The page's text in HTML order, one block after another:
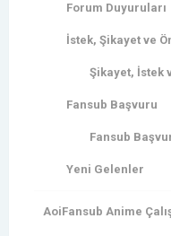
Forum Duyuruları
İstek, Şikayet ve
Şikayet, İstek
Fansub Başvuru
Fansub
Yeni Gelenler
AoiFansub Anime